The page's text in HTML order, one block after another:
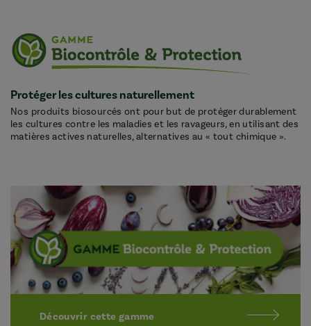
Protéger les cultures naturellement
Nos produits biosourcés ont pour but de protéger durablement
les cultures contre les maladies et les ravageurs, en utilisant des
matières actives naturelles, alternatives au « tout chimique ».
Découvrir cette gamme